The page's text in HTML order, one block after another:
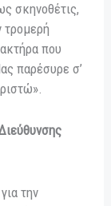
σκηνοθέτις,
τρομερή
που
παρέσυρε σ’
για την